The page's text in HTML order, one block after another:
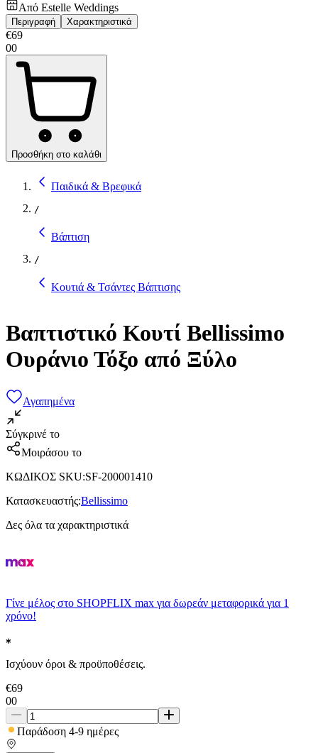
Από Estelle Weddings
Περιγραφή Χαρακτηριστικά
€69
00
Προσθήκη στο καλάθι
Παιδικά & Βρεφικά
/
Βάπτιση
/
Κουτιά & Τσάντες Βάπτισης
Βαπτιστικό Κουτί Bellissimo
Ουράνιο Τόξο από Ξύλο
Αγαπημένα
Σύγκρινέ το
Μοιράσου το
ΚΩΔΙΚΟΣ SKU:SF-200001410
Κατασκευαστής:Bellissimo
Δες όλα τα χαρακτηριστικά
Γίνε μέλος στο SHOPFLIX max για δωρεάν μεταφορικά για 1
χρόνο!
Ισχύουν όροι & προϋποθέσεις.
€69
00
Παράδοση 4-9 ημέρες